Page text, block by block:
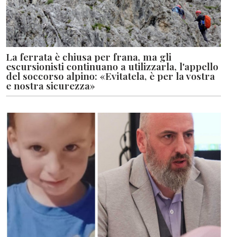
La ferrata è chiusa per frana, ma gli
escursionisti continuano a utilizzarla, l'appello
del soccorso alpino: «Evitatela, è per la vostra
e nostra sicurezza»